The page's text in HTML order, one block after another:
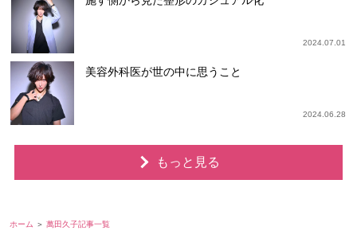
2024.07.01
美容外科医が世の中に思うこと
2024.06.28
もっと見る
ホーム 萬田久子記事一覧